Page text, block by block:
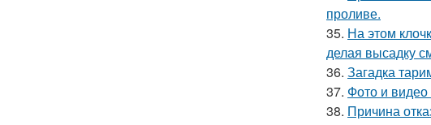
проливе.
35. На этом
делая высадку
36. Загадка
37. Фото и
38. Причина